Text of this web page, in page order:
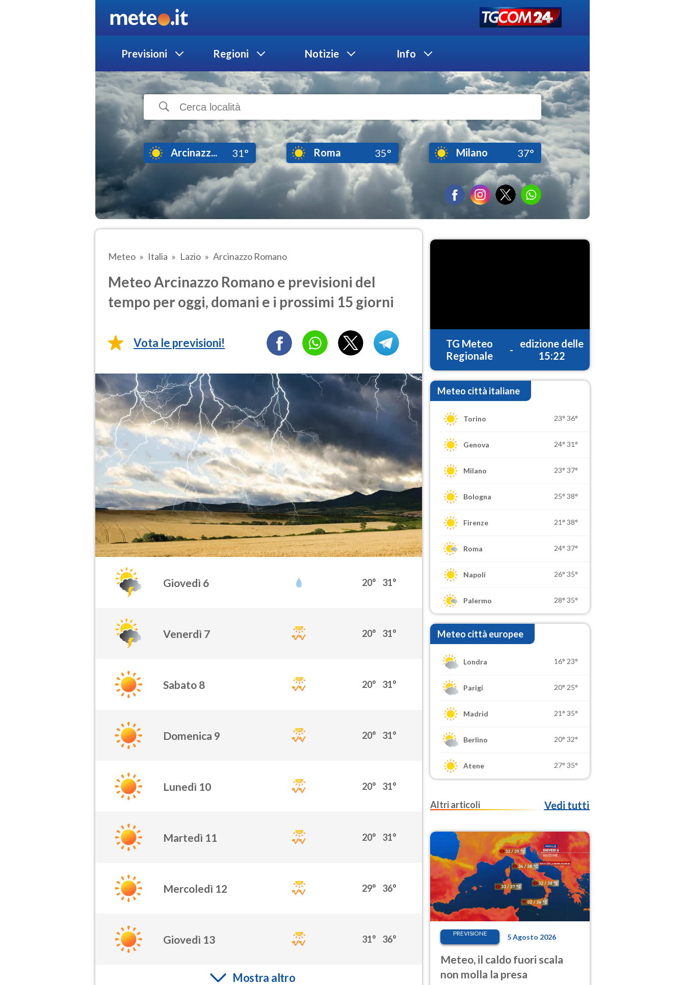
Previsioni Regioni Notizie Info
Arcinazz... 31° Roma 35° Milano 37°
Meteo Italia Lazio Arcinazzo Romano
Meteo Arcinazzo Romano e previsioni del
tempo per oggi, domani e i prossimi 15 giorni
Vota le previsioni!
Giovedì 6 20° 31°
Venerdì 7 20° 31°
Sabato 8 20° 31°
Domenica 9 20° 31°
Lunedì 10 20° 31°
Martedì 11 20° 31°
Mercoledì 12 29° 36°
Giovedì 13 31° 36°
Mostra altro
TG Meteo
Regionale
-
edizione delle
15:22
Meteo città italiane
Torino 23° 36°
Genova 24° 31°
Milano 23° 37°
Bologna 25° 38°
Firenze 21° 38°
Roma 24° 37°
Napoli 26° 35°
Palermo 28° 35°
Meteo città europee
Londra 16° 23°
Parigi 20° 25°
Madrid 21° 35°
Berlino 20° 32°
Atene 27° 35°
Altri articoli Vedi tutti
PREVISIONE 5 Agosto 2026
Meteo, il caldo fuori scala
non molla la presa